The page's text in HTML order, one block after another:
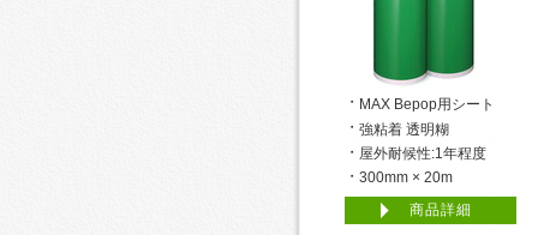
MAX Bepop用シート
強粘着 透明糊
屋外耐候性:1年程度
300mm × 20m
商品詳細